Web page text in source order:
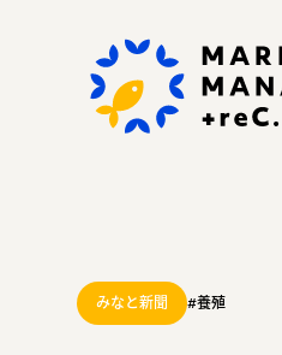
私たちの思い
みなと新聞 #養殖